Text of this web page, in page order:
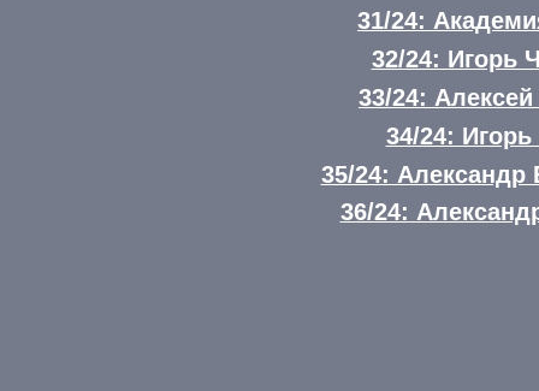
31/24:
32/24: Игорь
33/24:
34/24:
35/24: Александр
36/24: